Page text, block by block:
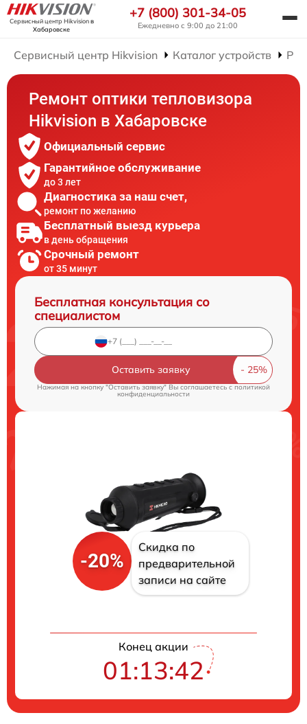
Сервисный центр Hikvisionв
Хабаровске
+7 (800) 301-34-05
Ежедневно с 9:00 до 21:00
Сервисный центр Hikvision Каталог устройств
Ремонт оптики тепловизора
Hikvision в Хабаровске
Официальный сервис
Гарантийное обслуживание
до 3 лет
Диагностика за наш счет,
ремонт по желанию
Бесплатный выезд курьера
в день обращения
Срочный ремонт
от 35 минут
Бесплатная консультация со
специалистом
Оставить заявку
Нажимая на кнопку "Оставить заявку" Вы соглашаетесь cполитикой
конфиденциальности
-20%
Скидка по
предварительной
записи на сайте
Конец акции
01:13:42